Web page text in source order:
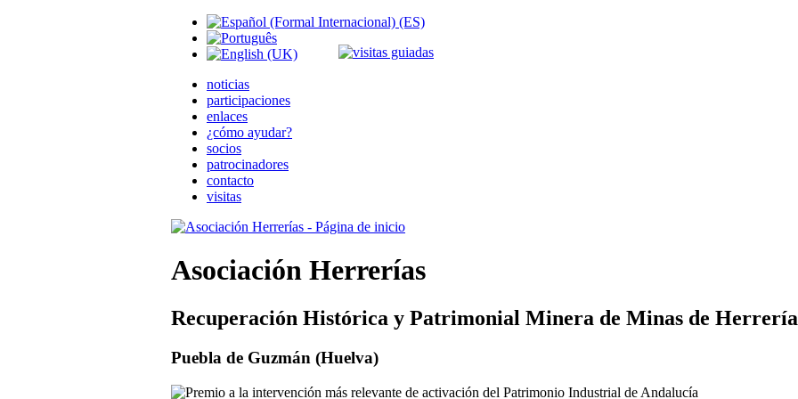
noticias
participaciones
enlaces
¿cómo ayudar?
socios
patrocinadores
contacto
visitas
Asociación Herrerías
Recuperación Histórica y Patrimonial Minera de Minas de
Puebla de Guzmán (Huelva)